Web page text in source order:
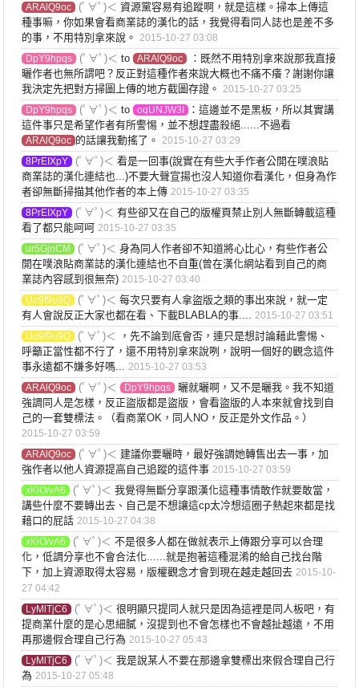
ARAlQ9oc
(ﾟ∀ﾟ)＜ 資源黨容易有追蹤啊，就是這樣。掃本上傳這
種事嘛，你如果會看商業誌的漢化的話，我覺得看同人誌也是差不多
的事，不用特別拿來說。2015-10-27 03:08
DpY9hpqs
(ﾟ∀ﾟ)＜ to ARAlQ9oc
：既然不用特別拿來說那我直接
曬作者也無所謂吧？反正對這種作者來說大概也不痛不癢？謝謝你讓
我決定先把對方掃圖上傳的地方截圖存證。2015-10-27 03:25
DpY9hpqs
(ﾟ∀ﾟ)＜ to oqUNJW3I
：這邊並不是黑板，所以其實講
這件事只是希望作者有所警惕，並不想趕盡殺絕......不過看
ARAlQ9oc 的話讓我動搖了。2015-10-27 03:29
8PrEIXpY
(ﾟ∀ﾟ)＜ 看是一回事(說實在有些大手作者公開在噗浪貼
商業誌的漢化連結也...)不要大聲宣揚也沒人知道你看漢化，但身為作
者卻無斷掃描其他作者的本上傳2015-10-27 03:35
8PrEIXpY
(ﾟ∀ﾟ)＜ 有些卻又在自己的版權頁禁止別人無斷轉載這種
看了都只能呵呵2015-10-27 03:35
ur5GjnCM
(ﾟ∀ﾟ)＜ 身為同人作者卻不知道將心比心，有些作者公
開在噗浪貼商業誌的漢化連結也不自重(曾在漢化網站看到自己的商
業誌內容感到很無奈)2015-10-27 03:40
Uo9f9u9Q
(ﾟ∀ﾟ)＜ 每次只要有人拿盜版之類的事出來說，就一定
有人會說反正大家也都在看、下載BLABLA的事....2015-10-27 03:51
Uo9f9u9Q
(ﾟ∀ﾟ)＜ ，先不論到底會否，連只是想討論藉此警惕、
呼籲正當性都不行了，還不用特別拿來說咧，說明一個好的觀念這件
事永遠都不嫌多好嗎...2015-10-27 03:53
ARAlQ9oc
(ﾟ∀ﾟ)＜ DpY9hpqs
曬就曬啊，又不是曬我。我不知道
強調同人是怎樣，反正盜版都是盜版，會看盜版的人本來就會找到自
己的一套雙標法。（看商業OK，同人NO，反正是外文作品。）
2015-10-27 03:59
ARAlQ9oc
(ﾟ∀ﾟ)＜ 建議你要曬時，最好強調她轉售出去一事，加
強作者以他人資源提高自己追蹤的這件事2015-10-27 03:59
xKlO/vA6
(ﾟ∀ﾟ)＜ 我覺得無斷分享跟漢化這種事情敢作就要敢當，
講些什麼不要轉出去、自己是不想讓這cp太冷想這圈子熱起來都是找
藉口的屁話2015-10-27 04:38
xKlO/vA6
(ﾟ∀ﾟ)＜ 不是很多人都在做就表示上傳跟分享可以合理
化，低調分享也不會合法化......就是抱著這種混淆的給自己找台階
下，加上資源取得太容易，版權觀念才會到現在越走越回去2015-10-
27 04:42
LyMlTjC6
(ﾟ∀ﾟ)＜ 很明顯只提同人就只是因為這裡是同人板吧，有
提商業什麼的是心思細膩，沒提到也不會怎樣也不會越扯越遠，不用
再那邊假合理自己行為2015-10-27 05:43
LyMlTjC6
(ﾟ∀ﾟ)＜ 我是說某人不要在那邊拿雙標出來假合理自己行
為2015-10-27 05:48